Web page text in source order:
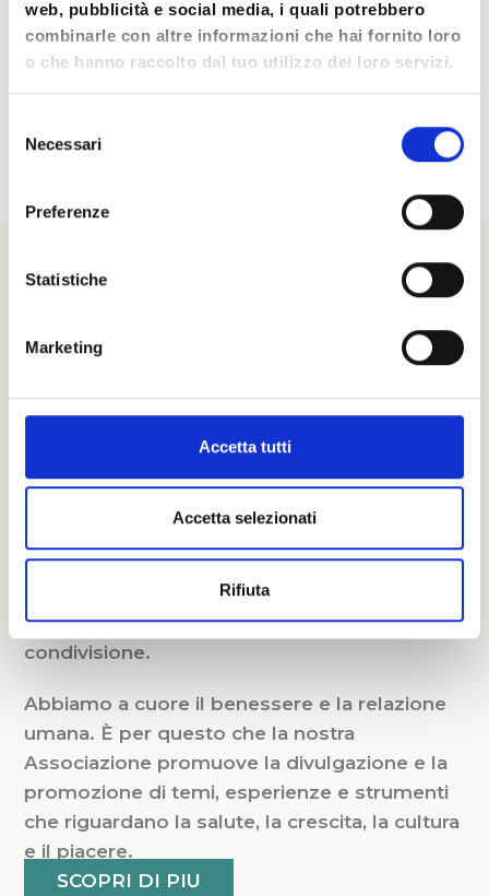
web, pubblicità e social media, i quali potrebbero
combinarle con altre informazioni che hai fornito loro
o che hanno raccolto dal tuo utilizzo dei loro servizi.
delNecessari
Preferenze
Statistiche
Marketing
Accetta tutti
Accetta selezionati
Rifiuta
fondamentali nella vita di ogni individuo.
Crediamo che conoscere, sviluppare e
integrare questi mondi sia fondamentale per
Le attività sono divise
Attivitàassociative
Le attività associative nascono dalla volontà
di creare informazione, aggregazione e
condivisione.
Abbiamo a cuore il benessere e la relazione
umana. È per questo che la nostra
Associazione promuove la divulgazione e la
promozione di temi, esperienze e strumenti
che riguardano la salute, la crescita, la cultura
e il piacere.
SCOPRI DI PIU